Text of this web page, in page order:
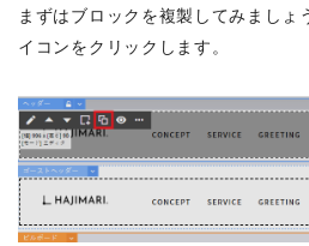
まずはブロックを複製してみましょ
イコンをクリックします。